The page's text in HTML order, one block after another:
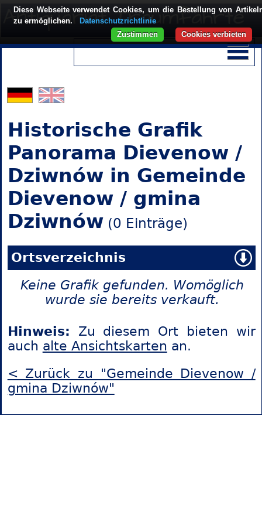
Historische Grafik
Panorama Dievenow /
Dziwnów in Gemeinde
Dievenow / gmina
Dziwnów (0 Einträge)
Ortsverzeichnis
Keine Grafik gefunden. Womöglich
wurde sie bereits verkauft.
Hinweis: Zu diesem Ort bieten wir
auch alte Ansichtskarten an.
< Zurück zu "Gemeinde Dievenow /
gmina Dziwnów"
Diese Webseite verwendet Cookies, um die Bestellung von
zu ermöglichen.
Datenschutzrichtlinie
Cookies verbieten
Zustimmen